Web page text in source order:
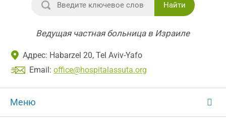
Найти
Ведущая частная больница в Израиле
Адрес: Habarzel 20, Tel Aviv-Yafo
Email: office@hospitalassuta.org
Меню